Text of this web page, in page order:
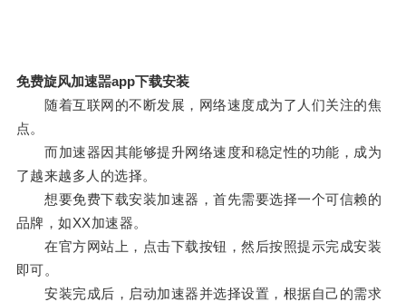
免费旋风加速噐app下载安装
随着互联网的不断发展，网络速度成为了人们关注的焦
点。
而加速器因其能够提升网络速度和稳定性的功能，成为
了越来越多人的选择。
想要免费下载安装加速器，首先需要选择一个可信赖的
品牌，如XX加速器。
在官方网站上，点击下载按钮，然后按照提示完成安装
即可。
安装完成后，启动加速器并选择设置，根据自己的需求